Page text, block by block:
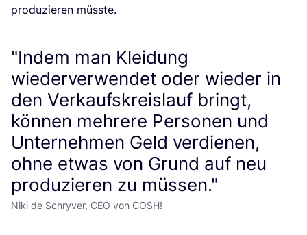
pro­du­zie­ren müsste.
"Indem man Kleidung
wiederverwendet oder wieder in
den Verkaufskreislauf bringt,
können mehrere Personen und
Unternehmen Geld verdienen,
ohne etwas von Grund auf neu
produzieren zu müssen."
Niki de Schryver, CEO von COSH!